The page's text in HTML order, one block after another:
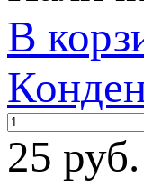
В
25 руб.